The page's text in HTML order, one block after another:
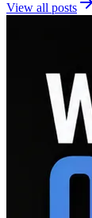
View all posts